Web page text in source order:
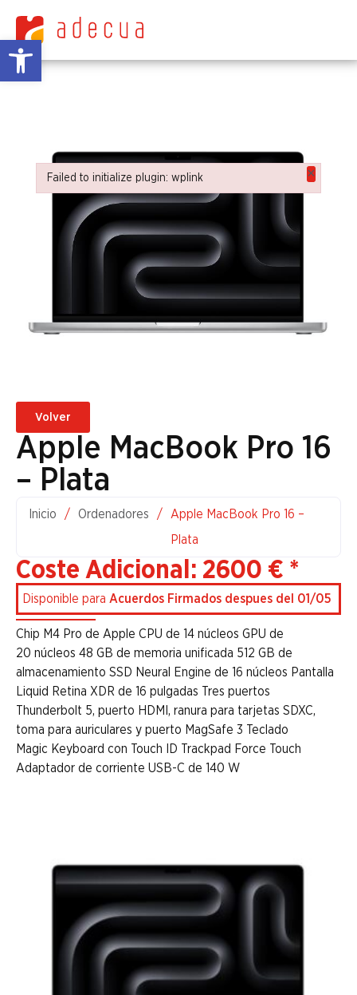
Abrir barra de herramientas
Volver
Apple MacBook Pro 16
– Plata
Inicio / Ordenadores /
Apple MacBook Pro 16 –
Plata
Coste Adicional: 2600 € *
Disponible para Acuerdos Firmados despues del 01/05
Chip M4 Pro de Apple CPU de 14 núcleos GPU de
20 núcleos 48 GB de memoria unificada 512 GB de
almacenamiento SSD Neural Engine de 16 núcleos Pantalla
Liquid Retina XDR de 16 pulgadas Tres puertos
Thunderbolt 5, puerto HDMI, ranura para tarjetas SDXC,
toma para auriculares y puerto MagSafe 3 Teclado
Magic Keyboard con Touch ID Trackpad Force Touch
Adaptador de corriente USB-C de 140 W
Failed to initialize plugin: wplink ×
Failed to initialize plugin: wplink